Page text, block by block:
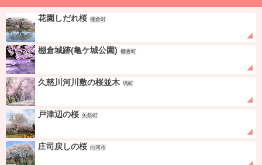
花園しだれ桜 棚倉町
棚倉城跡(亀ケ城公園) 棚倉町
久慈川河川敷の桜並木 塙町
戸津辺の桜 矢祭町
庄司戻しの桜 白河市